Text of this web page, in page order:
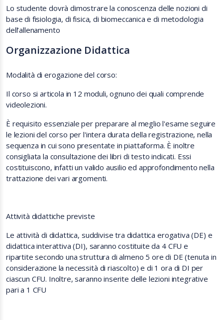
Lo studente dovrà dimostrare la conoscenza delle nozioni di
base di fisiologia, di fisica, di biomeccanica e di metodologia
dell’allenamento
Organizzazione Didattica
Modalità di erogazione del corso:
Il corso si articola in 12 moduli, ognuno dei quali comprende
videolezioni.
È requisito essenziale per preparare al meglio l'esame seguire
le lezioni del corso per l'intera durata della registrazione, nella
sequenza in cui sono presentate in piattaforma. È inoltre
consigliata la consultazione dei libri di testo indicati. Essi
costituiscono, infatti un valido ausilio ed approfondimento nella
trattazione dei vari argomenti.
Attività didattiche previste
Le attività di didattica, suddivise tra didattica erogativa (DE) e
didattica interattiva (DI), saranno costituite da 4 CFU e
ripartite secondo una struttura di almeno 5 ore di DE (tenuta in
considerazione la necessità di riascolto) e di 1 ora di DI per
ciascun CFU. Inoltre, saranno inserite delle lezioni integrative
pari a 1 CFU